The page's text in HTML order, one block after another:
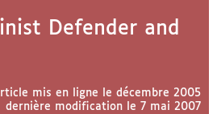
Defender and
mis en ligne le décembre 2005
dernière modification le 7 mai 2007